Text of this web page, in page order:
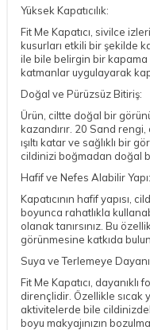
Yüksek Kapatıcılık:
Fit Me Kapatıcı, sivilce
kusurları etkili bir şekilde
ile bile belirgin bir
katmanlar uygulayarak
Doğal ve Pürüzsüz Bitiriş:
Ürün, ciltte doğal bir
kazandırır. 20 Sand
ışıltı katar ve sağlıklı bir
cildinizi boğmadan doğal
Hafif ve Nefes Alabilir Yapı:
Kapatıcının hafif yapısı,
boyunca rahatlıkla
olanak tanırsınız. Bu
görünmesine katkıda
Suya ve Terlemeye
Fit Me Kapatıcı,
dirençlidir. Özellikle
aktivitelerde bile
boyu makyajınızın